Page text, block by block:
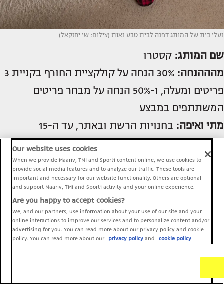
נעלי בית של המותג דפנה לבית טבע נאות (צילום: שי יחזקאל)
שם המותג: קסטרו
מהההנחה:
30% הנחה על קולקציית החורף בקניית 3
פריטים ומעלה, ו-50% הנחה על מבחר פריטים
המשתתפים במבצע
מתי ואיפה:
בחנויות הרשת ובאתר, עד ה-15
בנובמבר
Our website uses cookies
When we provide Maariv, TMI and Sport1 content online, we use cookies to
provide social media features and to analyze our traffic. These tools are
important and necessary for our website functionality. Others are optional
and support Maariv, TMI and Sport1 activity and your online experience.
Are you happy to accept cookies?
We, and our partners, use information about your use of our site and your
online interactions to improve our services and to personalize content and/or
advertising for you. You can read more about our privacy policy and cookie
policy. You can read more about our
privacy policy and cookie policy